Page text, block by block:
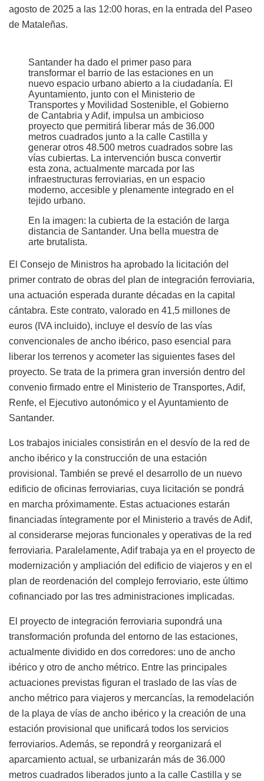
agosto de 2025 a las 12:00 horas, en la entrada del Paseo
de Mataleñas.
Santander ha dado el primer paso para
transformar el barrio de las estaciones en un
nuevo espacio urbano abierto a la ciudadanía. El
Ayuntamiento, junto con el Ministerio de
Transportes y Movilidad Sostenible, el Gobierno
de Cantabria y Adif, impulsa un ambicioso
proyecto que permitirá liberar más de 36.000
metros cuadrados junto a la calle Castilla y
generar otros 48.500 metros cuadrados sobre las
vías cubiertas. La intervención busca convertir
esta zona, actualmente marcada por las
infraestructuras ferroviarias, en un espacio
moderno, accesible y plenamente integrado en el
tejido urbano.
En la imagen: la cubierta de la estación de larga
distancia de Santander. Una bella muestra de
arte brutalista.
El Consejo de Ministros ha aprobado la licitación del
primer contrato de obras del plan de integración ferroviaria,
una actuación esperada durante décadas en la capital
cántabra. Este contrato, valorado en 41,5 millones de
euros (IVA incluido), incluye el desvío de las vías
convencionales de ancho ibérico, paso esencial para
liberar los terrenos y acometer las siguientes fases del
proyecto. Se trata de la primera gran inversión dentro del
convenio firmado entre el Ministerio de Transportes, Adif,
Renfe, el Ejecutivo autonómico y el Ayuntamiento de
Santander.
Los trabajos iniciales consistirán en el desvío de la red de
ancho ibérico y la construcción de una estación
provisional. También se prevé el desarrollo de un nuevo
edificio de oficinas ferroviarias, cuya licitación se pondrá
en marcha próximamente. Estas actuaciones estarán
financiadas íntegramente por el Ministerio a través de Adif,
al considerarse mejoras funcionales y operativas de la red
ferroviaria. Paralelamente, Adif trabaja ya en el proyecto de
modernización y ampliación del edificio de viajeros y en el
plan de reordenación del complejo ferroviario, este último
cofinanciado por las tres administraciones implicadas.
El proyecto de integración ferroviaria supondrá una
transformación profunda del entorno de las estaciones,
actualmente dividido en dos corredores: uno de ancho
ibérico y otro de ancho métrico. Entre las principales
actuaciones previstas figuran el traslado de las vías de
ancho métrico para viajeros y mercancías, la remodelación
de la playa de vías de ancho ibérico y la creación de una
estación provisional que unificará todos los servicios
ferroviarios. Además, se repondrá y reorganizará el
aparcamiento actual, se urbanizarán más de 36.000
metros cuadrados liberados junto a la calle Castilla y se